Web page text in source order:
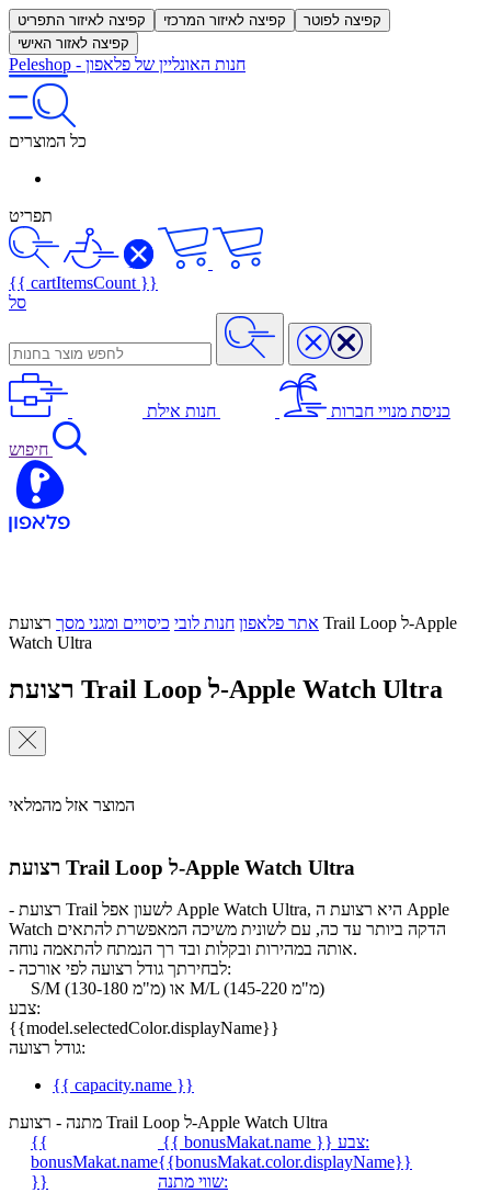
קפיצה לאיזור התפריט קפיצה לאיזור המרכזי
קפיצה לפוטר
קפיצה לאזור האישי
Peleshop - חנות האונליין של פלאפון
כל המוצרים
תפריט
{{ cartItemsCount }}
סל
כניסת מנויי חברות חנות אילת
חיפוש
אתר פלאפון חנות לובי כיסויים ומגני מסך רצועת Trail Loop ל-Apple
Watch Ultra
רצועת Trail Loop ל-Apple Watch Ultra
המוצר אזל מהמלאי
רצועת Trail Loop ל-Apple Watch Ultra
- רצועת Trail לשעון אפל Apple Watch Ultra, היא רצועת ה Apple
Watch הדקה ביותר עד כה, עם לשונית משיכה המאפשרת להתאים
אותה במהירות ובקלות ובד רך הנמתח להתאמה נוחה.
- לבחירתך גודל רצועה לפי אורכה:
S/M (130-180 מ"מ) או M/L (145-220 מ"מ)
צבע:
{{model.selectedColor.displayName}}
גודל רצועה:
{{ capacity.name }}
מתנה - רצועת Trail Loop ל-Apple Watch Ultra
{{
bonusMakat.name
}}
{{ bonusMakat.name }}
צבע:
{{bonusMakat.color.displayName}}
שווי מתנה: